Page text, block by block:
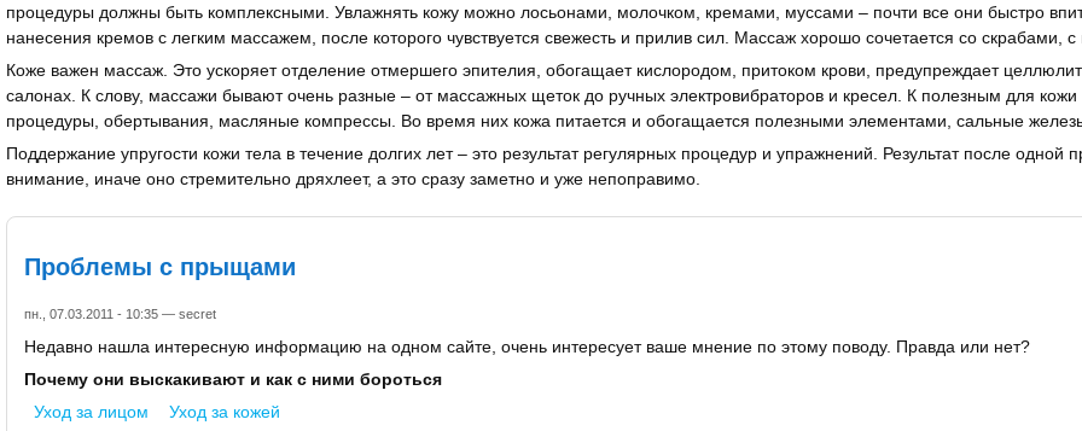
процедуры должны быть комплексными. Увлажнять кожу можно лосьонами, молочком, кремами, муссами – почти все они быстро
нанесения кремов с легким массажем, после которого чувствуется свежесть и прилив сил. Массаж хорошо сочетается со скрабами,
Коже важен массаж. Это ускоряет отделение отмершего эпителия, обогащает кислородом, притоком крови, предупреждает
салонах. К слову, массажи бывают очень разные – от массажных щеток до ручных электровибраторов и кресел. К полезным для
процедуры, обертывания, масляные компрессы. Во время них кожа питается и обогащается полезными элементами, сальные
Поддержание упругости кожи тела в течение долгих лет – это результат регулярных процедур и упражнений. Результат после
внимание, иначе оно стремительно дряхлеет, а это сразу заметно и уже непоправимо.
Проблемы с прыщами
пн., 07.03.2011 - 10:35 — secret
Недавно нашла интересную информацию на одном сайте, очень интересует ваше мнение по этому поводу. Правда или нет?
Почему они выскакивают и как с ними бороться
Уход за лицом
Уход за кожей